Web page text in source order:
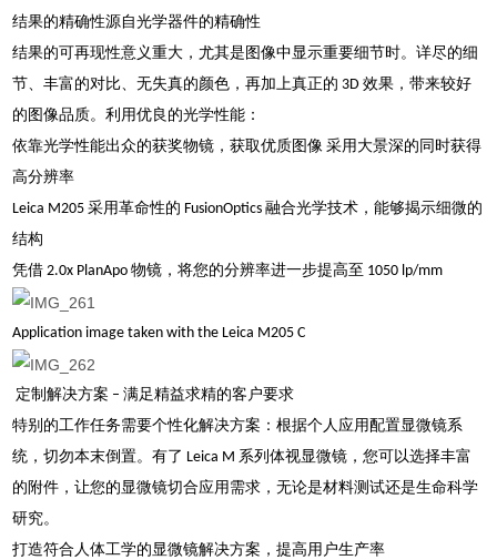
结果的精确性源自光学器件的精确性
结果的可再现性意义重大，尤其是图像中显示重要细节时。详尽的细
节、丰富的对比、无失真的颜色，再加上真正的 3D 效果，带来较好
的图像品质。利用优良的光学性能：
依靠光学性能出众的获奖物镜，获取优质图像 采用大景深的同时获得
高分辨率
Leica M205 采用革命性的 FusionOptics 融合光学技术，能够揭示细微的
结构
凭借 2.0x PlanApo 物镜，将您的分辨率进一步提高至 1050 lp/mm
Application image taken with the Leica M205 C
定制解决方案 – 满足精益求精的客户要求
特别的工作任务需要个性化解决方案：根据个人应用配置显微镜系
统，切勿本末倒置。有了 Leica M 系列体视显微镜，您可以选择丰富
的附件，让您的显微镜切合应用需求，无论是材料测试还是生命科学
研究。
打造符合人体工学的显微镜解决方案，提高用户生产率